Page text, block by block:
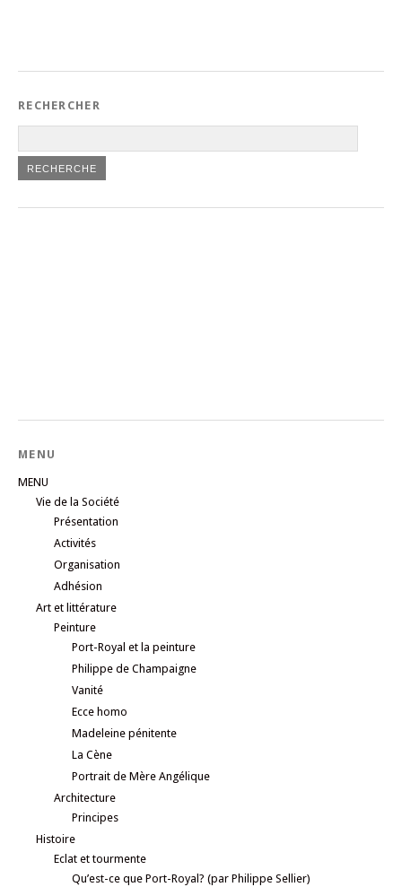
RECHERCHER
MENU
MENU
Vie de la Société
Présentation
Activités
Organisation
Adhésion
Art et littérature
Peinture
Port-Royal et la peinture
Philippe de Champaigne
Vanité
Ecce homo
Madeleine pénitente
La Cène
Portrait de Mère Angélique
Architecture
Principes
Histoire
Eclat et tourmente
Qu’est-ce que Port-Royal? (par Philippe Sellier)